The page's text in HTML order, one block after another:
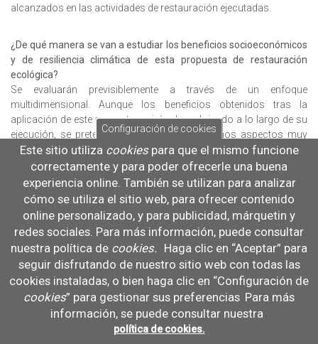
alcanzados en las actividades de restauración ejecutadas.
¿De qué manera se van a estudiar los beneficios socioeconómicos
y de resiliencia climática de esta propuesta de restauración
ecológica?
Se evaluarán previsiblemente a través de un enfoque
multidimensional. Aunque los beneficios obtenidos tras la
aplicación de este proyecto se irán descubriendo a lo largo de su
ejecución, se pretende poner el foco en algunos aspectos muy
relevantes, como el análisis de costes y beneficios, la valoración
de los servicios ecosistémicos, la resiliencia climática y la
participación de actores locales.
¿Cómo se va a articular la campaña de divulgación y a qué
públicos vais a dirigiros?
La campaña de divulgación de NATURPORTS se articulará a través
de una estrategia diseñada para alcanzar diversos públicos
objetivos y maximizar el impacto de los resultados del proyecto.
Algunas de las acciones plantean, por ejemplo, la divulgación del
proceso y las actividades en redes sociales y la web del proyecto,
generar material de comunicación, participar en eventos de
divulgación, ejecutar programas educativos y talleres o la
Configuración de cookies
Este sitio utiliza cookiespara que el mismo funcione
correctamente y para poder ofrecerle una buena
experiencia online. También se utilizan para analizar
cómo se utiliza el sitio web, para ofrecer contenido
online personalizado, y para publicidad, márquetin y
redes sociales. Para más información, puede consultar
nuestra política de cookies. Haga clic en “Aceptar” para
seguir disfrutando de nuestro sitio web con todas las
cookies instaladas, o bien haga clic en “Configuración de
cookies” para gestionar sus preferencias Para más
información, se puede consultar nuestra
política de cookies.